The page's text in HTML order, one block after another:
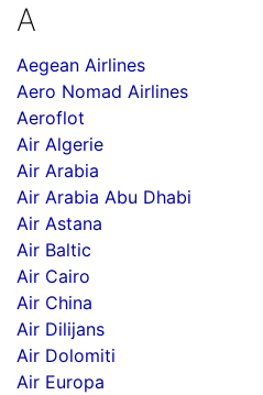
A
Aegean Airlines
Aero Nomad Airlines
Aeroflot
Air Algerie
Air Arabia
Air Arabia Abu Dhabi
Air Astana
Air Baltic
Air Cairo
Air China
Air Dilijans
Air Dolomiti
Air Europa